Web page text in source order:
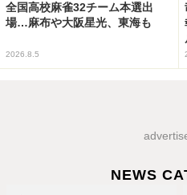
全国高校麻雀32チーム本選出
場…麻布や大阪星光、東海も
2026.8.5
NEWS